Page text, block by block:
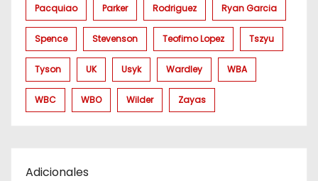
Pacquiao Parker Rodriguez Ryan Garcia
Spence Stevenson Teofimo Lopez Tszyu
Tyson UK Usyk Wardley WBA
WBC WBO Wilder Zayas
Adicionales